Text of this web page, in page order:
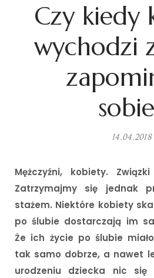
Czy kiedy
wychodzi
14.04.2018
Mężczyźni, kobiety.
Zatrzymajmy się jednak
stażem. Niektóre kobiety
po ślubie dostarczają im
Że ich życie po ślubie
tak samo dobrze, a nawet
urodzeniu dziecka nic się